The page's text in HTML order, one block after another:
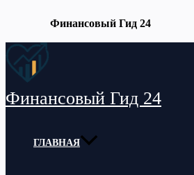
Финансовый Гид 24
Перейти
содержимому
Финансовый Гид 24
ГЛАВНАЯ